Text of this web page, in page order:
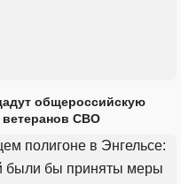
общероссийскую
ветеранов СВО